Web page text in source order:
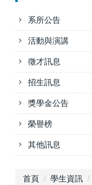
系所公告
活動與演講
徵才訊息
招生訊息
獎學金公告
榮譽榜
其他訊息
首頁 學生資訊